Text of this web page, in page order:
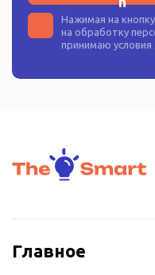
Нажимая на
на обработку
принимаю условия
Главное